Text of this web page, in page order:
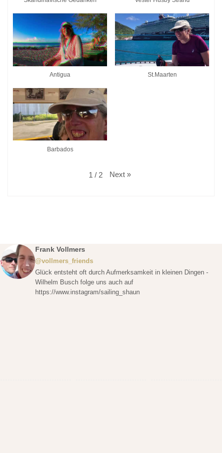
Antigua St.Maarten
Barbados
1 / 2 Next »
Frank Vollmers
@vollmers_friends
Glück entsteht oft durch Aufmerksamkeit in kleinen Dingen -
Wilhelm Busch folge uns auch auf
https://www.instagram/sailing_shaun